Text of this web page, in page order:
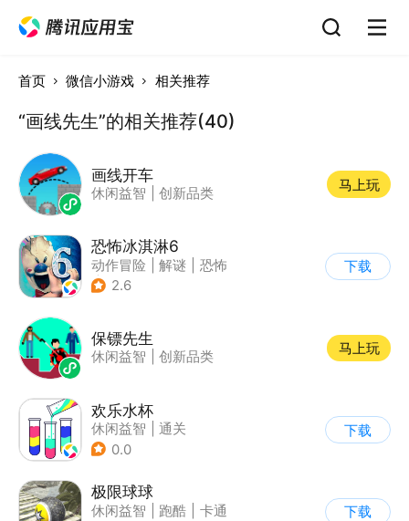
首页 微信小游戏 相关推荐
“画线先生”的相关推荐(40)
画线开车
休闲益智 创新品类
马上玩
恐怖冰淇淋6
动作冒险 解谜
恐怖
| 暗黑
2.6
下载
保镖先生
休闲益智 创新品类
马上玩
欢乐水杯
休闲益智
通关
0.0
下载
极限球球
休闲益智 跑酷
卡通
下载